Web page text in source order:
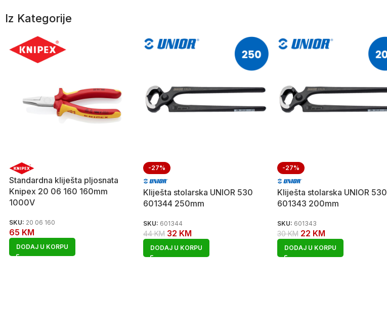
Iz Kategorije
Standardna kliješta pljosnata
Knipex 20 06 160 160mm
1000V
SKU: 20 06 160
65 KM
DODAJ U KORPU
-27%
Kliješta stolarska UNIOR 530
601344 250mm
SKU: 601344
44KM 32 KM
DODAJ U KORPU
-27%
Kliješta stolarska UNIOR 530
601343 200mm
SKU: 601343
30KM 22 KM
DODAJ U KORPU